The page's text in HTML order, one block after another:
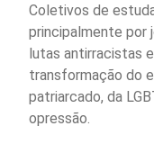
Coletivos de
principalmente por
lutas antirracistas
transformação do
patriarcado, da
opressão.